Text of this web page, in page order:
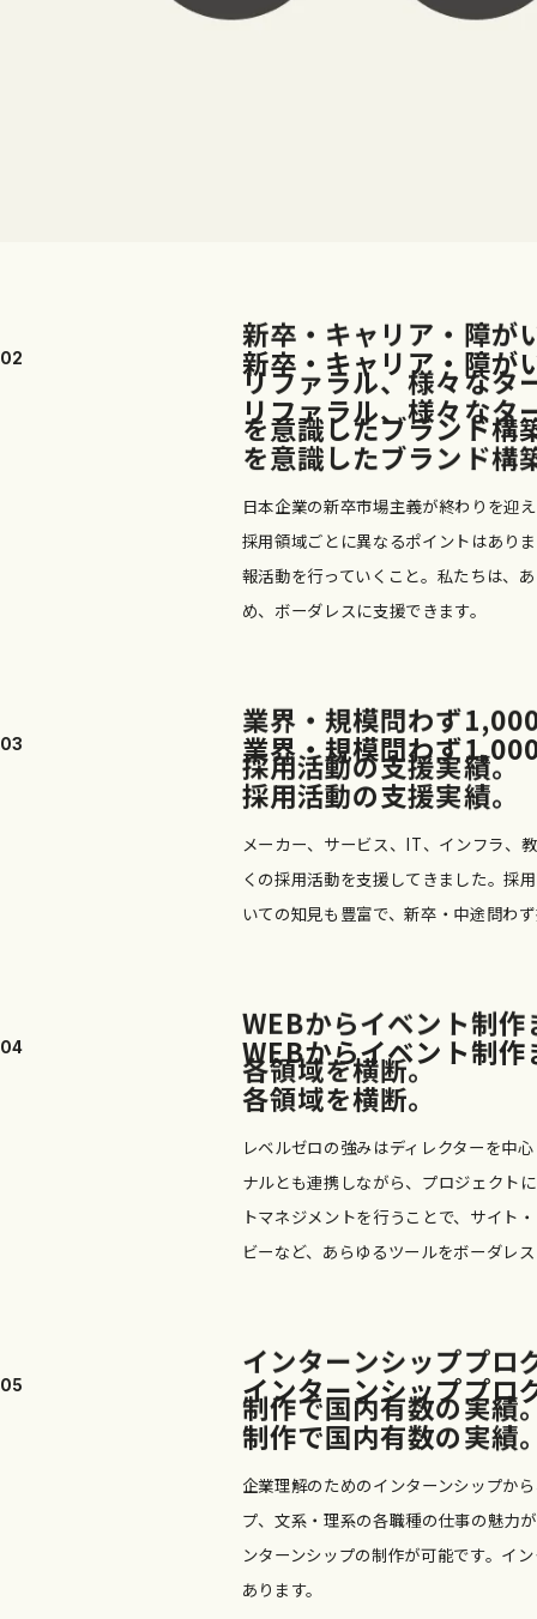
02
新卒 ・ キャ リ ア ・ 障が
新卒 ・ キャ リ ア ・ 障が
リファラル、様々なタ
リ ファラル、様々 なタ
を意識したブランド構
を意識したブラン ド構
日本企業の新卒市場主義が終わりを迎
採用領域ごとに異なるポイントはあり
報活動を行っていくこと。私たちは、
め、ボーダレスに支援できます。
03
業界 ・ 規模問わず1,00
業界・規模問わず1,00
採用活動の支援実績。
採用活動の支援実績。
メーカー、サービス、IT、インフラ、
くの採用活動を支援してきました。採
いての知見も豊富で、新卒・中途問わ
04
WEBからイベン ト制作
WEBからイベン ト制作
各領域を横断。
各領域を横断。
レベルゼロの強みはディレクターを中
ナルとも連携しながら、プロジェクト
トマネジメントを行うことで、サイト
ビーなど、あらゆるツールをボーダレ
05
インターンシッププロ
インターンシッププロ
制作で国内有数の実績
制作で国内有数の実績
企業理解のためのインターンシップか
プ、文系・理系の各職種の仕事の魅力
ンターンシップの制作が可能です。イ
あります。